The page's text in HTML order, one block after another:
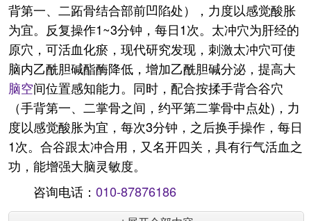
背第一、二跖骨结合部前凹陷处），力度以感觉酸胀
为宜。反复操作1~3分钟，每日1次。太冲穴为肝经的
原穴，可活血化瘀，现代研究发现，刺激太冲穴可使
脑内乙酰胆碱酯酶降低，增加乙酰胆碱分泌，提高大
脑空间位置感知能力。同时，配合按揉手背合谷穴
（手背第一、二掌骨之间，约平第二掌骨中点处)，力
度以感觉酸胀为宜，每次3分钟，之后换手操作，每日
1次。合谷跟太冲合用，又名开四关，具有行气活血之
功，能增强大脑灵敏度。
咨询电话： 010-87876186